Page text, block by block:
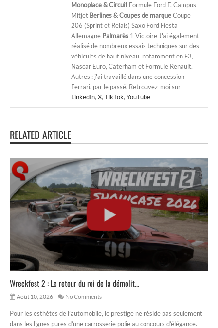
Monoplace & Circuit Formule Ford F. Campus
Mitjet Berlines & Coupes de marqueCoupe
206 (Sprint et Relais) Saxo Ford Fiesta
Allemagne Palmarès 1 Victoire J'ai également
réalisé de nombreux essais techniques sur des
véhicules de haut niveau, notamment en F3,
Nascar Euro, Caterham et Formule Renault.
Autres : j'ai travaillé dans une concession
Ferrari, par le passé. Retrouvez-moi sur
LinkedIn, X, TikTok, YouTube
RELATED ARTICLE
Wreckfest 2 : Le retour du roi de la démolit...
Août 10, 2026 No Comments
Pour les esthètes de l’automobile, le prestige ne réside pas seulement
dans les lignes pures d’une carrosserie polie au concours d’élégance.